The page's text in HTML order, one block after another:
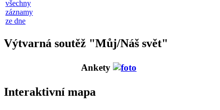
všechny
záznamy
ze dne
Výtvarná soutěž "Můj/Náš svět"
Ankety
Interaktivní mapa